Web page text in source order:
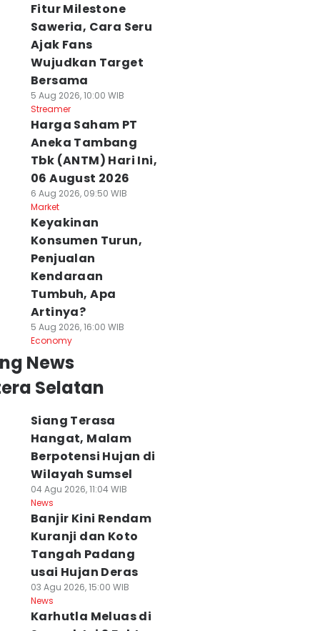
Fitur Milestone
Saweria, Cara Seru
Ajak Fans
Wujudkan Target
Bersama
5 Aug 2026, 10:00 WIB
Streamer
Harga Saham PT
Aneka Tambang
Tbk (ANTM) Hari Ini,
06 August 2026
6 Aug 2026, 09:50 WIB
Market
Keyakinan
Konsumen Turun,
Penjualan
Kendaraan
Tumbuh, Apa
Artinya?
5 Aug 2026, 16:00 WIB
Economy
News
Selatan
Siang Terasa
Hangat, Malam
Berpotensi Hujan di
Wilayah Sumsel
04 Agu 2026, 11:04 WIB
News
Banjir Kini Rendam
Kuranji dan Koto
Tangah Padang
usai Hujan Deras
03 Agu 2026, 15:00 WIB
News
Karhutla Meluas di